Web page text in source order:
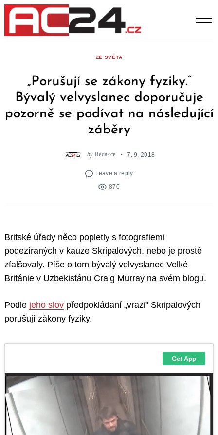
Skip
content
ZE SVĚTA
„Porušují se zákony fyziky.“
Bývalý velvyslanec doporučuje
pozorně se podívat na následující
záběry
by Redakce 7. 9. 2018
Leave a reply
870
Britské úřady něco popletly s fotografiemi
podezíraných v kauze Skripalových, nebo je prostě
zfalšovaly. Píše o tom bývalý velvyslanec Velké
Británie v Uzbekistánu Craig Murray na svém blogu.
Podle jeho slov předpokládaní „vrazi" Skripalových
porušují zákony fyziky.